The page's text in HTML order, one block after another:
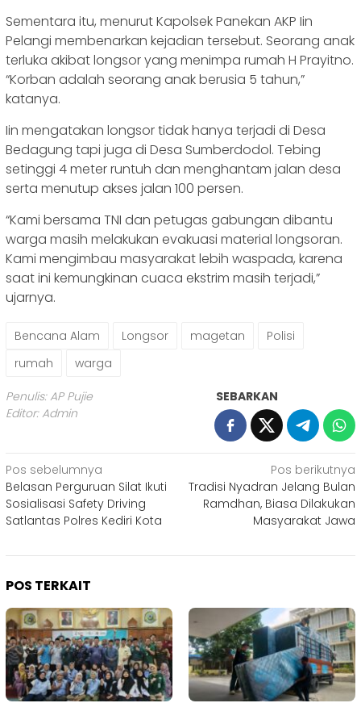
Sementara itu, menurut Kapolsek Panekan AKP Iin
Pelangi membenarkan kejadian tersebut. Seorang anak
terluka akibat longsor yang menimpa rumah H Prayitno.
“Korban adalah seorang anak berusia 5 tahun,”
katanya.
Iin mengatakan longsor tidak hanya terjadi di Desa
Bedagung tapi juga di Desa Sumberdodol. Tebing
setinggi 4 meter runtuh dan menghantam jalan desa
serta menutup akses jalan 100 persen.
“Kami bersama TNI dan petugas gabungan dibantu
warga masih melakukan evakuasi material longsoran.
Kami mengimbau masyarakat lebih waspada, karena
saat ini kemungkinan cuaca ekstrim masih terjadi,”
ujarnya.
Bencana Alam Longsor magetan
Polisi
rumah
warga
Penulis: AP Pujie
Editor: Admin
SEBARKAN
Navigasi
pos
Pos sebelumnya
Belasan Perguruan Silat Ikuti
Sosialisasi Safety Driving
Satlantas Polres Kediri Kota
Pos berikutnya
Tradisi Nyadran Jelang Bulan
Ramdhan, Biasa Dilakukan
Masyarakat Jawa
POS TERKAIT